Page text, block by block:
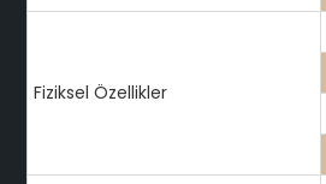
Fiziksel Özellikler